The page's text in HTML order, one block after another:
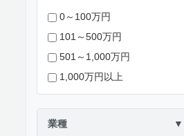
0～100万円
101～500万円
501～1,000万円
1,000万円以上
業種 ▼